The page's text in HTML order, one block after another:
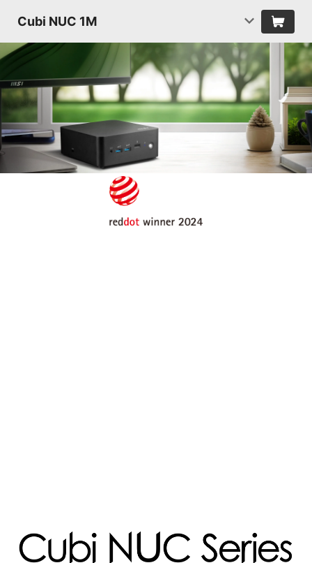
Cubi NUC 1M